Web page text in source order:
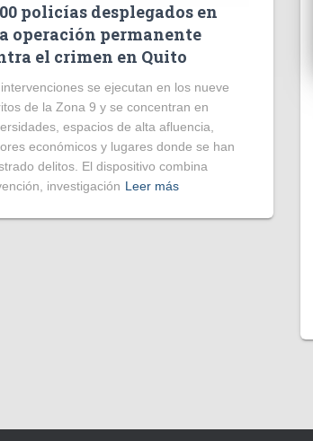
policías desplegados en
operación permanente
el crimen en Quito
se ejecutan en los nueve
de la Zona 9 y se concentran en
espacios de alta afluencia,
económicos y lugares donde se han
delitos. El dispositivo combina
investigación Leer más